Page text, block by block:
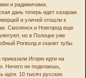
и радимичами,
дань теперь идет хазарам.
и уличей отошли к
Смоленск и Новгород еще
но в Полоцке уже
Рогволд и скалит зубы.
Игорю идти на
Ничего не поделаешь,
идти. 10 тысяч русских